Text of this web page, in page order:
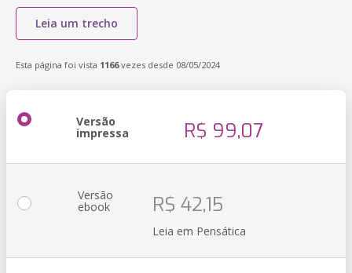
Leia um trecho
Esta página foi vista 1166vezes desde 08/05/2024
Versão
impressa R$ 99,07
Versão
ebook R$ 42,15
Leia em Pensática